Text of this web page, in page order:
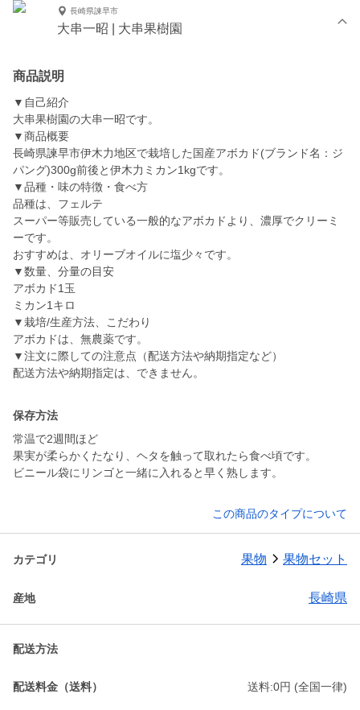
長崎県諫早市
大串一昭 | 大串果樹園
商品説明
▼自己紹介
大串果樹園の大串一昭です。
▼商品概要
長崎県諫早市伊木力地区で栽培した国産アボカド(ブランド名：ジ
パング)300g前後と伊木力ミカン1kgです。
▼品種・味の特徴・食べ方
品種は、フェルテ
スーパー等販売している一般的なアボカドより、濃厚でクリーミ
ーです。
おすすめは、オリーブオイルに塩少々です。
▼数量、分量の目安
アボカド1玉
ミカン1キロ
▼栽培/生産方法、こだわり
アボカドは、無農薬です。
▼注文に際しての注意点（配送方法や納期指定など）
保存方法
常温で2週間ほど
果実が柔らかくたなり、ヘタを触って取れたら食べ頃です。
ビニール袋にリンゴと一緒に入れると早く熟します。
この商品のタイプについて
カテゴリ 果物 果物セット
産地 長崎県
配送方法
配送料金（送料） 送料:0円 (全国一律)